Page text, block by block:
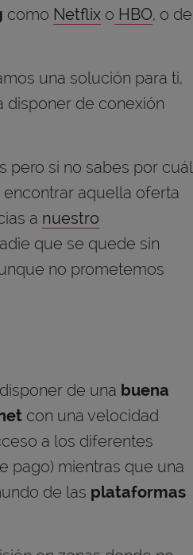
como Netflix o HBO, o de
una solución para ti,
disponer de conexión
pero si no sabes por cuál
aquella oferta
a nuestro
que se quede sin
no prometemos
de una buena
con una velocidad
a los diferentes
pago) mientras que una
de las plataformas